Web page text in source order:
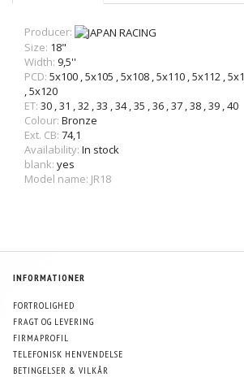
Producer:
Size: 18"
Width: 9,5''
PCD: 5x100 ,5x105 ,5x108 ,5x110 ,5x112 ,
,5x120
ET: 30 ,31 ,32 ,33 ,34,35 ,36 ,37 ,38 ,39 ,40
Colour: Bronze
Ext. CB: 74,1
Availability: In stock
blank: yes
Model name: JR18
INFORMATIONER
FORTROLIGHED
FRAGT OG LEVERING
FIRMAPROFIL
TELEFONISK HENVENDELSE
BETINGELSER & VILKÅR